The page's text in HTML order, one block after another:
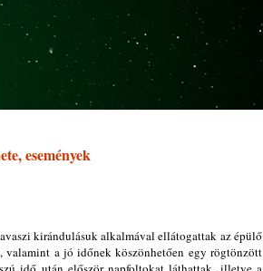
események
kirándulásuk alkalmával ellátogattak az épülő
valamint a jó időnek köszönhetően egy rögtönzött